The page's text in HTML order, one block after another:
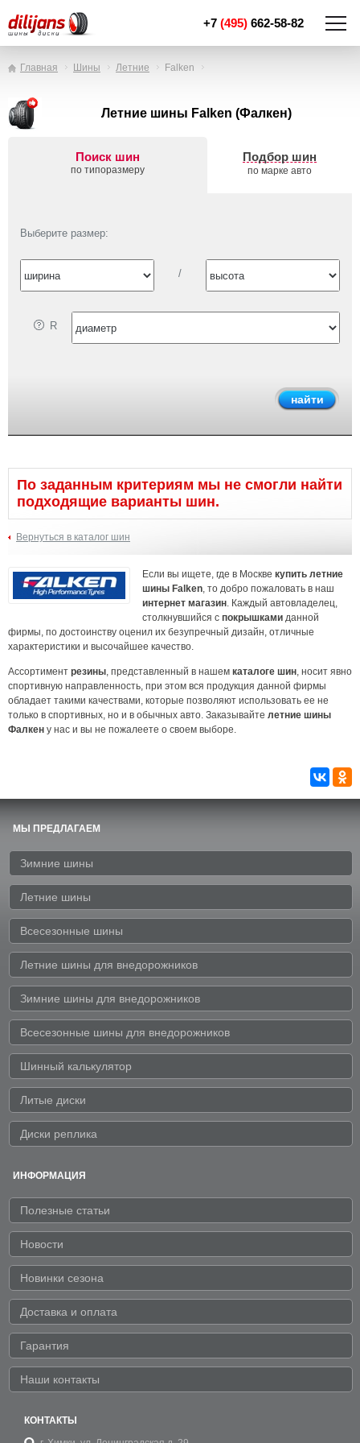
+7 (495) 662-58-82
Главная Шины Летние Falken
Летние шины Falken (Фалкен)
Поиск шин
по типоразмеру
Подбор шин
по марке авто
Выберите размер:
/
R
По заданным критериям мы не смогли найти
подходящие варианты шин.
Вернуться в каталог шин
Если вы ищете, где в Москве купить летние
шины Falken, то добро пожаловать в наш
интернет магазин. Каждый автовладелец,
столкнувшийся с покрышками данной
фирмы, по достоинству оценил их безупречный дизайн, отличные
характеристики и высочайшее качество.
Ассортимент резины, представленный в нашем каталоге шин, носит явно
спортивную направленность, при этом вся продукция данной фирмы
обладает такими качествами, которые позволяют использовать ее не
только в спортивных, но и в обычных авто. Заказывайте летние шины
Фалкен у нас и вы не пожалеете о своем выборе.
МЫ ПРЕДЛАГАЕМ
Зимние шины
Летние шины
Всесезонные шины
Летние шины для внедорожников
Зимние шины для внедорожников
Всесезонные шины для внедорожников
Шинный калькулятор
Литые диски
Диски реплика
ИНФОРМАЦИЯ
Полезные статьи
Новости
Новинки сезона
Доставка и оплата
Гарантия
Наши контакты
КОНТАКТЫ